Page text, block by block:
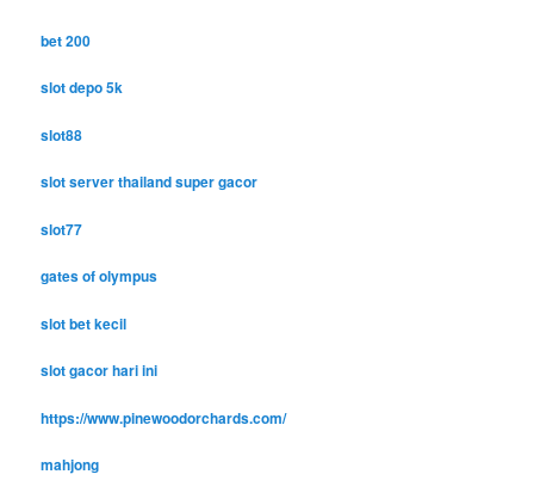
bet 200
slot depo 5k
slot88
slot server thailand super gacor
slot77
gates of olympus
slot bet kecil
slot gacor hari ini
https://www.pinewoodorchards.com/
mahjong